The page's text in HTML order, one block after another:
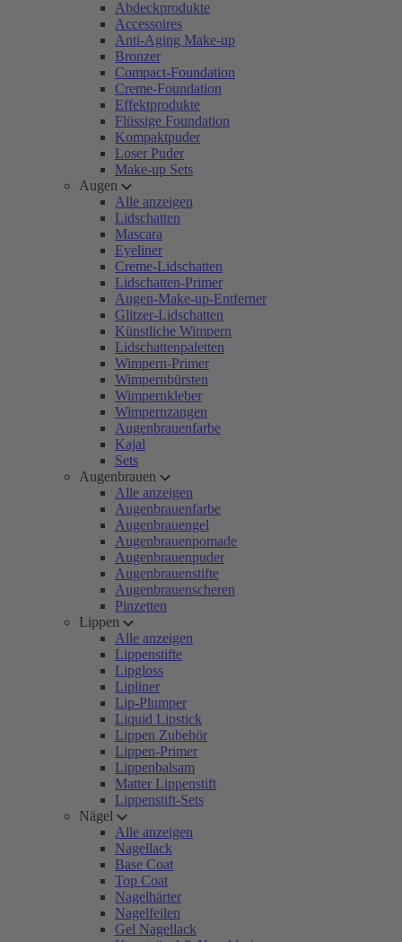
Abdeckprodukte
Accessoires
Anti-Aging Make-up
Bronzer
Compact-Foundation
Creme-Foundation
Effektprodukte
Flüssige Foundation
Kompaktpuder
Loser Puder
Make-up Sets
Augen
Alle anzeigen
Lidschatten
Mascara
Eyeliner
Creme-Lidschatten
Lidschatten-Primer
Augen-Make-up-Entferner
Glitzer-Lidschatten
Künstliche Wimpern
Lidschattenpaletten
Wimpern-Primer
Wimpernbürsten
Wimpernkleber
Wimpernzangen
Augenbrauenfarbe
Kajal
Sets
Augenbrauen
Alle anzeigen
Augenbrauenfarbe
Augenbrauengel
Augenbrauenpomade
Augenbrauenpuder
Augenbrauenstifte
Augenbrauenscheren
Pinzetten
Lippen
Alle anzeigen
Lippenstifte
Lipgloss
Lipliner
Lip-Plumper
Liquid Lipstick
Lippen Zubehör
Lippen-Primer
Lippenbalsam
Matter Lippenstift
Lippenstift-Sets
Nägel
Alle anzeigen
Nagellack
Base Coat
Top Coat
Nagelhärter
Nagelfeilen
Gel Nagellack